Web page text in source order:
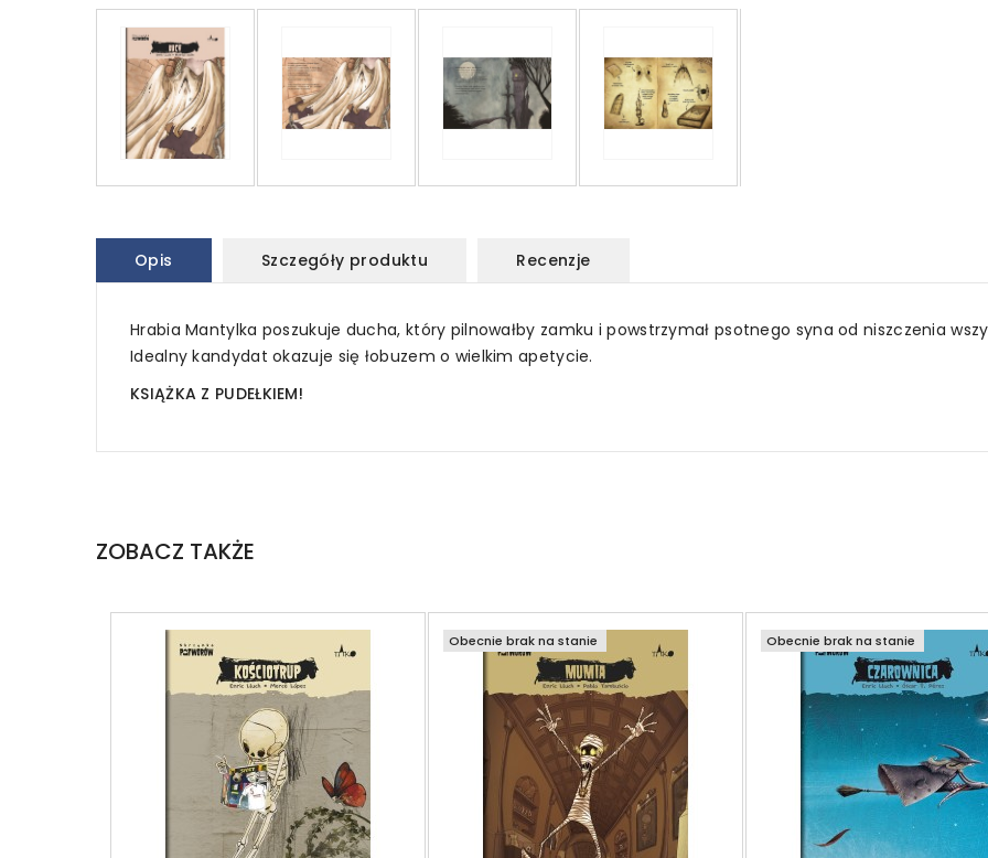
Opis Szczegóły produktu Recenzje
Hrabia Mantylka poszukuje ducha, który pilnowałby zamku i powstrzymał psotnego syna od niszczenia
Idealny kandydat okazuje się łobuzem o wielkim apetycie.
KSIĄŻKA Z PUDEŁKIEM!
ZOBACZ TAKŻE
Obecnie brak na stanie Obecnie brak na stanie